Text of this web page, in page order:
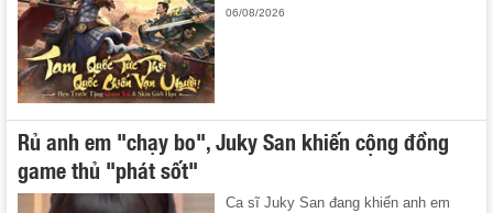
06/08/2026
Rủ anh em "chạy bo", Juky San khiến cộng đồng
game thủ "phát sốt"
Ca sĩ Juky San đang khiến anh em